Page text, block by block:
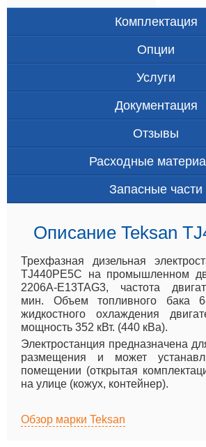
Комплектация
Опции
Услуги
Документация
Отзывы
Расходные
Запасные части
Описание Teksan
Трехфазная дизельная
TJ440PE5C на промышленном
2206A-E13TAG3, частота
мин. Объем топливного бака
жидкостного охлаждения
мощность 352 кВт. (440 кВа).
Электростанция предназначена
размещения и может
помещении (открытая
на улице (кожух, контейнер).
Обзор марки Teksan